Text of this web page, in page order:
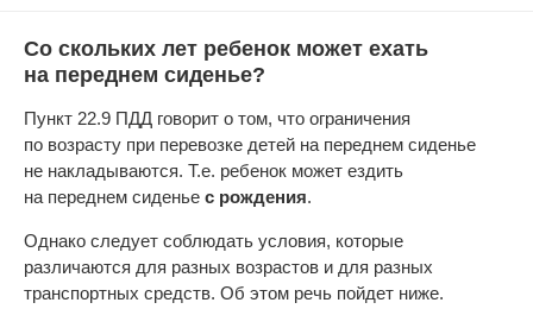
Со скольких лет ребенок может ехать
на переднем сиденье?
Пункт 22.9 ПДД говорит о том, что ограничения
по возрасту при перевозке детей на переднем сиденье
не накладываются. Т.е. ребенок может ездить
на переднем сиденье с рождения.
Однако следует соблюдать условия, которые
различаются для разных возрастов и для разных
транспортных средств. Об этом речь пойдет ниже.